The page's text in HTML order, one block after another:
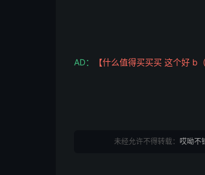
AD： 【什么值得买买买 这个好
未经允许不得转载： 哎呦不